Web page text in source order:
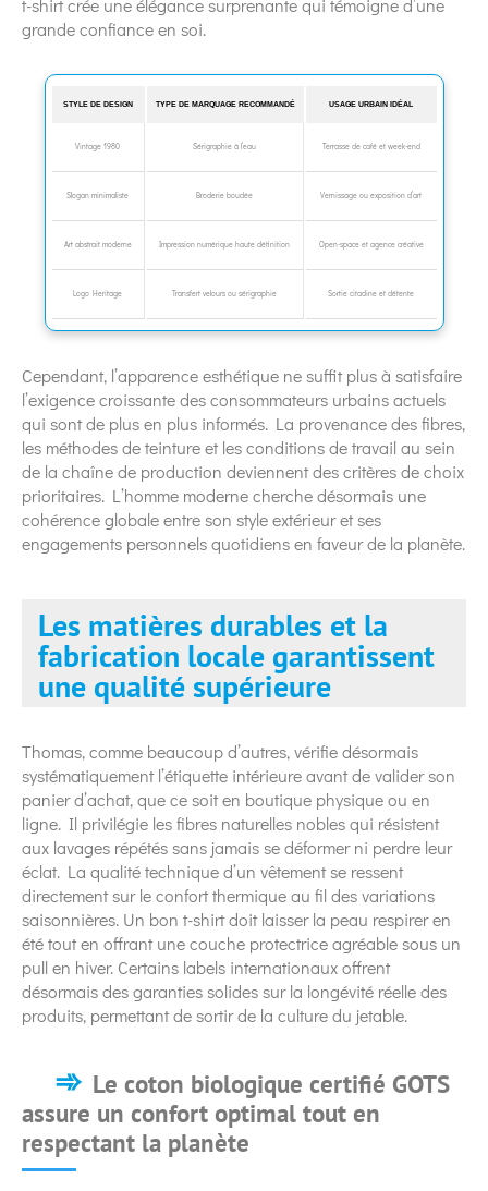
grande confiance en soi.
STYLE DE DESIGN TYPE DE MARQUAGE RECOMMANDÉ USAGE URBAIN IDÉAL
Vintage 1980 Sérigraphie à l’eau Terrasse de café et week-end
Slogan minimaliste Broderie bouclée Vernissage ou exposition d’art
Art abstrait moderne Impression numérique haute définition Open-space et agence créative
Logo Heritage Transfert velours ou sérigraphie Sortie citadine et détente
Cependant, l’apparence esthétique ne suffit plus à satisfaire
l’exigence croissante des consommateurs urbains actuels
qui sont de plus en plus informés. La provenance des fibres,
les méthodes de teinture et les conditions de travail au sein
de la chaîne de production deviennent des critères de choix
prioritaires. L’homme moderne cherche désormais une
cohérence globale entre son style extérieur et ses
engagements personnels quotidiens en faveur de la planète.
Les matières durables et la
fabrication locale garantissent
une qualité supérieure
Thomas, comme beaucoup d’autres, vérifie désormais
systématiquement l’étiquette intérieure avant de valider son
panier d’achat, que ce soit en boutique physique ou en
ligne. Il privilégie les fibres naturelles nobles qui résistent
aux lavages répétés sans jamais se déformer ni perdre leur
éclat. La qualité technique d’un vêtement se ressent
directement sur le confort thermique au fil des variations
saisonnières. Un bon t-shirt doit laisser la peau respirer en
été tout en offrant une couche protectrice agréable sous un
pull en hiver. Certains labels internationaux offrent
désormais des garanties solides sur la longévité réelle des
produits, permettant de sortir de la culture du jetable.
Le coton biologique certifié GOTS
assure un confort optimal tout en
respectant la planète